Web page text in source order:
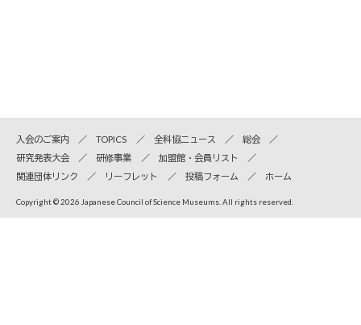
入会のご案内 TOPICS 全科協ニュース
総会
研究発表大会
研修事業
加盟館・会員リスト
関連団体リンク
リーフレット 投稿フォーム ホーム
Copyright © 2026 Japanese Council of Science Museums. All rights reserved.